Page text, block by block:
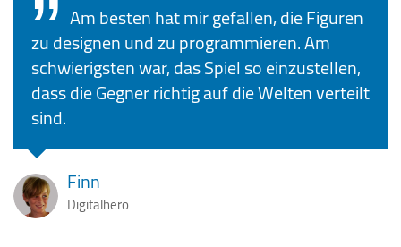
Am besten hat mir gefallen, die Figuren
zu designen und zu programmieren. Am
schwierigsten war, das Spiel so einzustellen,
dass die Gegner richtig auf die Welten verteilt
sind.
Finn
Digitalhero